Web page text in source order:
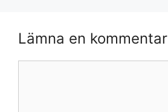
Lämna en kommentar